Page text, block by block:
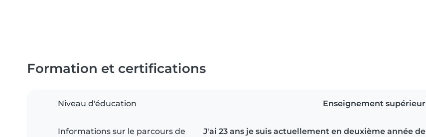
Formation et certifications
Niveau d'éducation Enseignement supérieur
Informations sur le parcours de
J'ai 23 ans je suis actuellement en deuxième année de